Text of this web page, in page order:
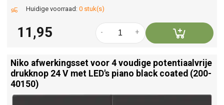
Huidige voorraad: 0 stuk(s)
11,95 +
-
Niko afwerkingsset voor 4 voudige potentiaalvrije
drukknop 24 V met LED's piano black coated (200-
40150)